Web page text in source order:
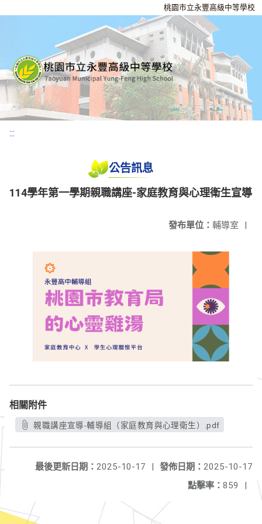
桃園市立永豐高級中等學校
:::
公告訊息
114學年第一學期親職講座-家庭教育與心理衛生宣導
發布單位： 輔導室 |
相關附件
親職講座宣導-輔導組（家庭教育與心理衛生）.pdf
發佈日期： 2025-10-17
最後更新日期： 2025-10-17
點擊率： 859